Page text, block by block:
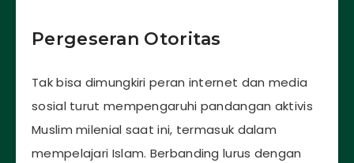
Pergeseran Otoritas
Tak bisa dimungkiri peran internet dan media
sosial turut mempengaruhi pandangan aktivis
Muslim milenial saat ini, termasuk dalam
mempelajari Islam. Berbanding lurus dengan